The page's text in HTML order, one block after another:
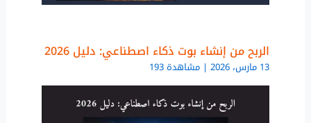
الربح من إنشاء بوت ذكاء اصطناعي: دليل 2026
13 مارس، 2026 | مشاهدة 193